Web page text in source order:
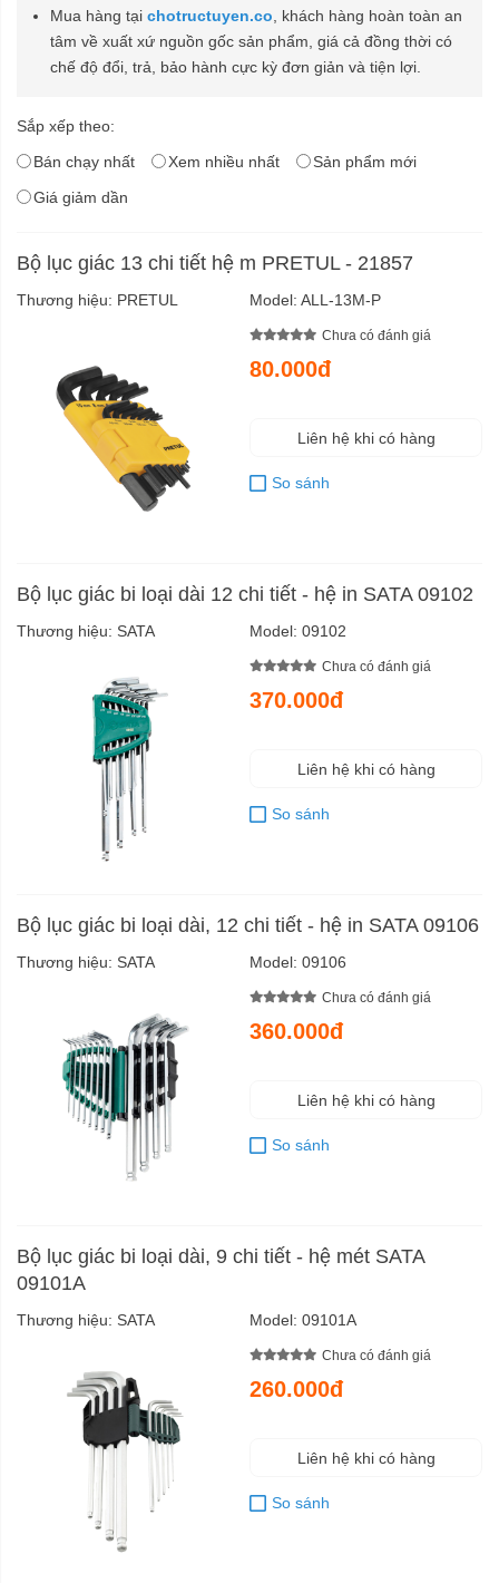
Mua hàng tại chotructuyen.co , khách hàng hoàn toàn an
tâm về xuất xứ nguồn gốc sản phẩm, giá cả đồng thời có
chế độ đổi, trả, bảo hành cực kỳ đơn giản và tiện lợi.
Sắp xếp theo:
Bán chạy nhất
Xem nhiều nhất
Sản phẩm mới
Giá giảm dần
Bộ lục giác 13 chi tiết hệ m PRETUL - 21857
Thương hiệu: PRETUL Model: ALL-13M-P
Chưa có đánh giá
80.000đ
Liên hệ khi có hàng
So sánh
Bộ lục giác bi loại dài 12 chi tiết - hệ in SATA 09102
Thương hiệu: SATA Model: 09102
Chưa có đánh giá
370.000đ
Liên hệ khi có hàng
So sánh
Bộ lục giác bi loại dài, 12 chi tiết - hệ in SATA 09106
Thương hiệu: SATA Model: 09106
Chưa có đánh giá
360.000đ
Liên hệ khi có hàng
So sánh
Bộ lục giác bi loại dài, 9 chi tiết - hệ mét SATA
09101A
Thương hiệu: SATA Model: 09101A
Chưa có đánh giá
260.000đ
Liên hệ khi có hàng
So sánh